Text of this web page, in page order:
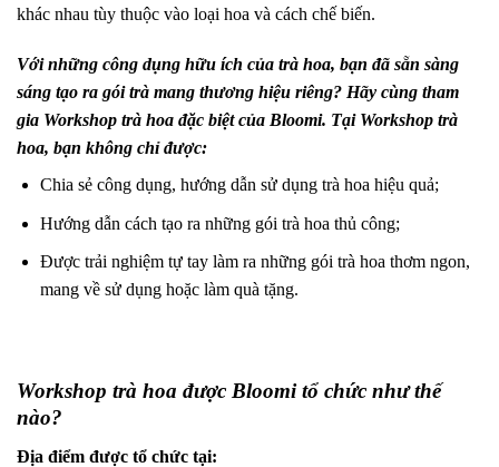
khác nhau tùy thuộc vào loại hoa và cách chế biến.
Với những công dụng hữu ích của trà hoa, bạn đã sẵn sàng
sáng tạo ra gói trà mang thương hiệu riêng? Hãy cùng tham
gia Workshop trà hoa đặc biệt của Bloomi. Tại Workshop trà
hoa, bạn không chỉ được:
Chia sẻ công dụng, hướng dẫn sử dụng trà hoa hiệu quả;
Hướng dẫn cách tạo ra những gói trà hoa thủ công;
Được trải nghiệm tự tay làm ra những gói trà hoa thơm ngon,
mang về sử dụng hoặc làm quà tặng.
Workshop trà hoa được Bloomi tổ chức như thế
nào?
Địa điểm được tổ chức tại: